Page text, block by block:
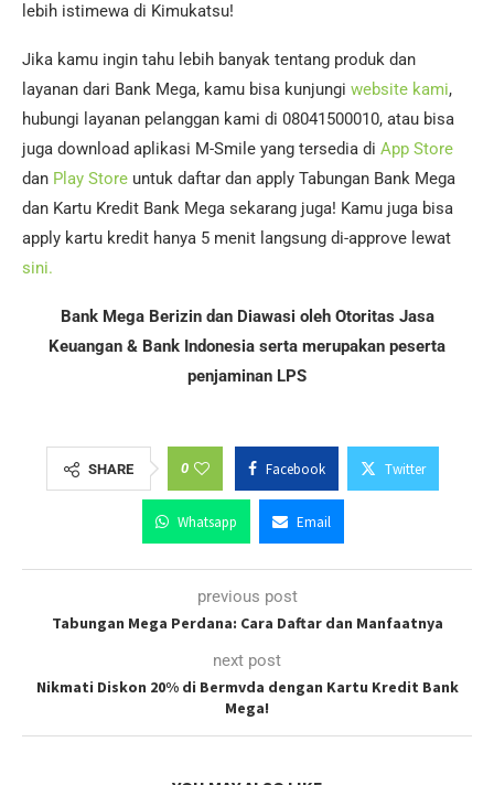
lebih istimewa di Kimukatsu!
Jika kamu ingin tahu lebih banyak tentang produk dan
layanan dari Bank Mega, kamu bisa kunjungi website kami,
hubungi layanan pelanggan kami di 08041500010, atau bisa
juga download aplikasi M-Smile yang tersedia di App Store
dan Play Store untuk daftar dan apply Tabungan Bank Mega
dan Kartu Kredit Bank Mega sekarang juga! Kamu juga bisa
apply kartu kredit hanya 5 menit langsung di-approve lewat
sini.
Bank Mega Berizin dan Diawasi oleh Otoritas Jasa
Keuangan & Bank Indonesia serta merupakan peserta
penjaminan LPS
SHARE 0 Facebook Twitter
Whatsapp Email
previous post
Tabungan Mega Perdana: Cara Daftar dan Manfaatnya
next post
Nikmati Diskon 20% di Bermvda dengan Kartu Kredit Bank
Mega!